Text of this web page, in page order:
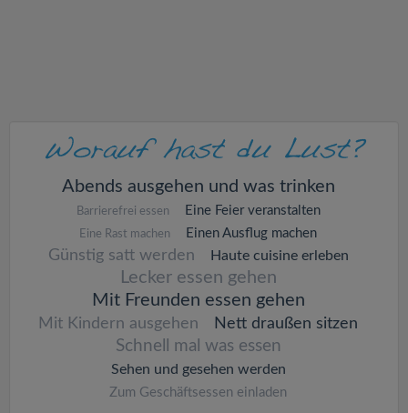
Abends ausgehen und was trinken
Barrierefrei essen Eine Feier veranstalten
Eine Rast machen Einen Ausflug machen
Günstig satt werden Haute cuisine erleben
Lecker essen gehen
Mit Freunden essen gehen
Mit Kindern ausgehen Nett draußen sitzen
Schnell mal was essen
Sehen und gesehen werden
Zum Geschäftsessen einladen